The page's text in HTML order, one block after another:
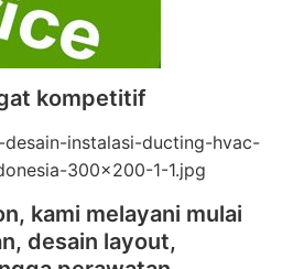
kompetitif
kami melayani mulai
desain layout,